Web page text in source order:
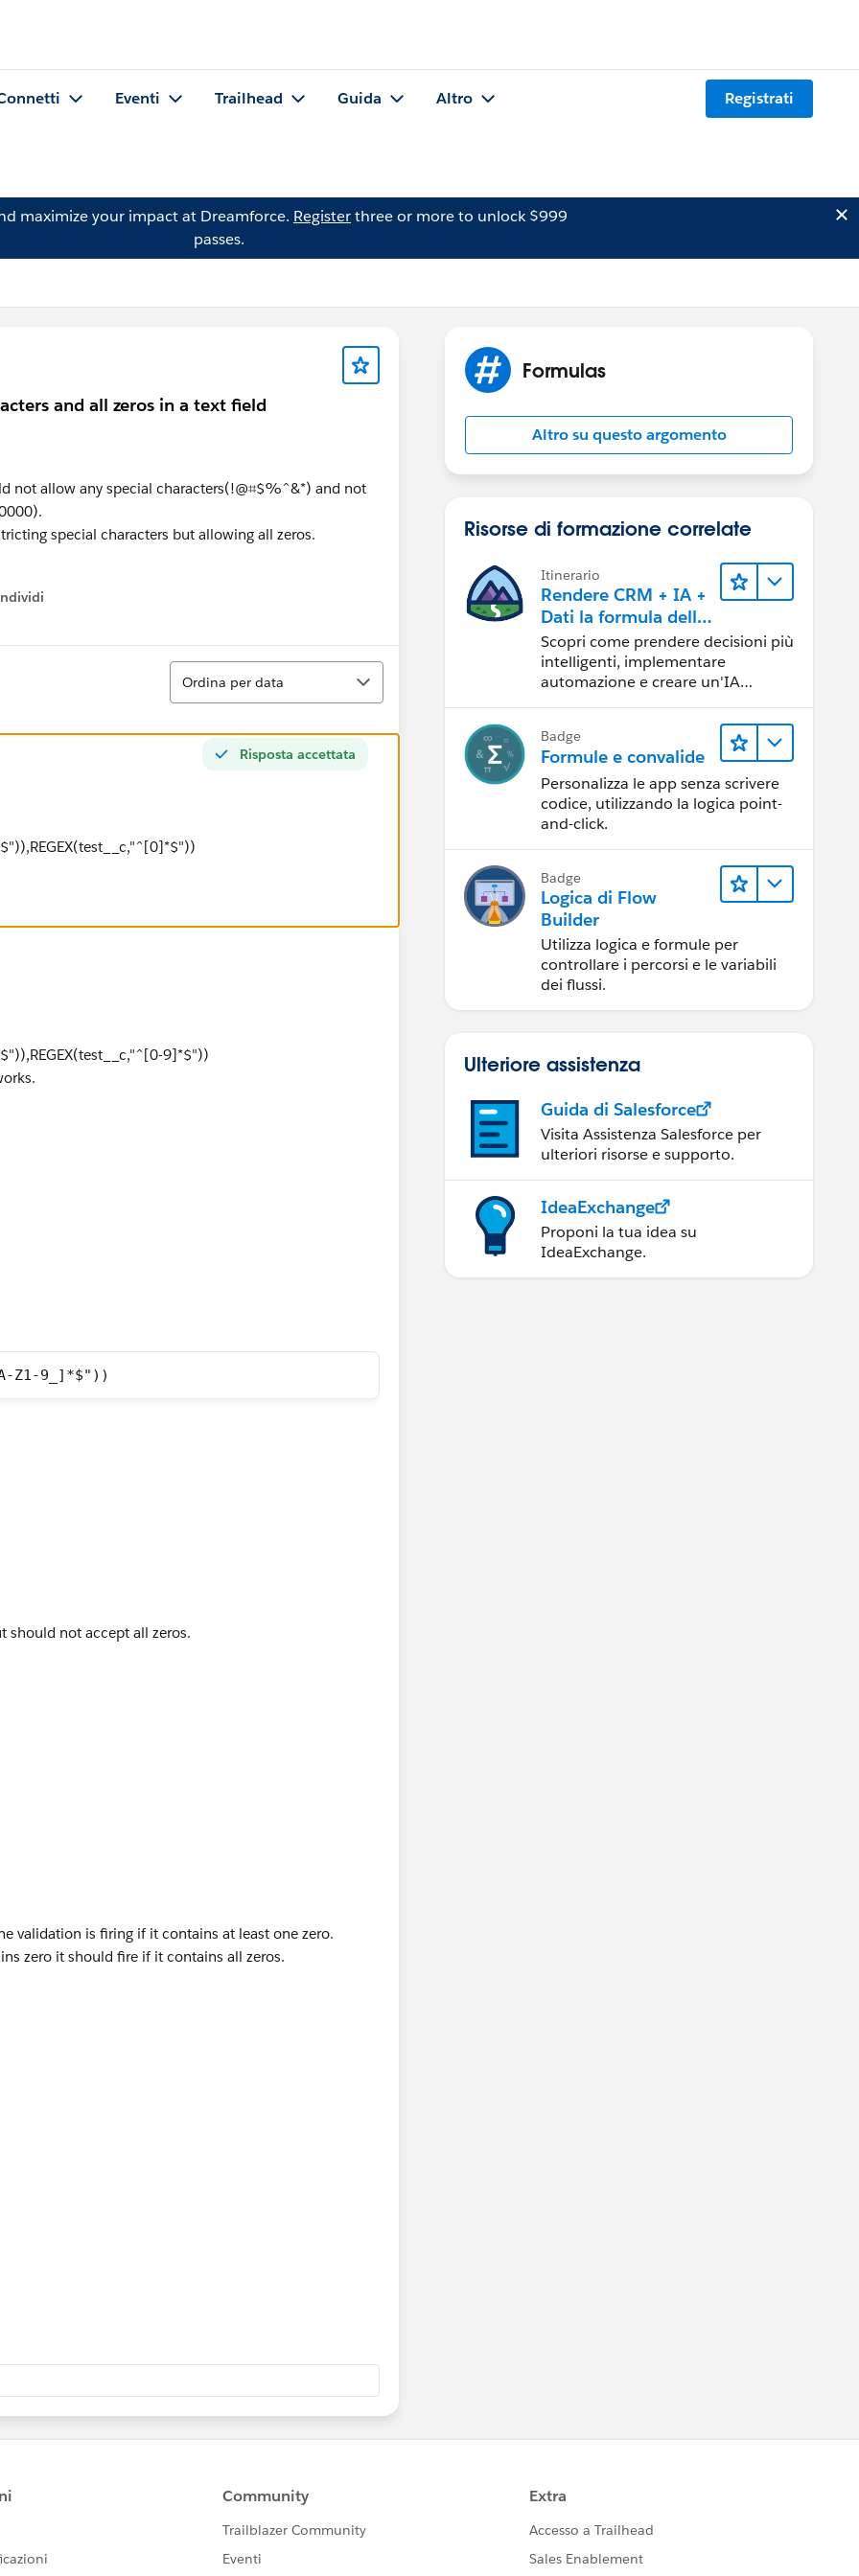
Eventi Trailhead Guida Altro Registrati
maximize your impact at Dreamforce. Registerthree or more to unlock $999
passes.
and all zeros in a text field
not allow any special characters(!@⌗$%^&*) and not
special characters but allowing all zeros.
menu
Ordina
Ordina per data
Risposta accettata
9]*$"))
Z1-9_]*$"))
should not accept all zeros.
validation is firing if it contains at least one zero.
zero it should fire if it contains all zeros.
Formulas
Altro su questo argomento
Risorse di formazione correlate
Itinerario
Rendere CRM + IA +
Dati la formula della
fiducia
Scopri come prendere decisioni più
intelligenti, implementare
automazione e creare un'IA
tecnologie Salesforce più diffusi.
Badge
Formule e convalide
Personalizza le app senza scrivere
codice, utilizzando la logica point-
and-click.
Badge
Logica di Flow
Builder
Utilizza logica e formule per
controllare i percorsi e le variabili
dei flussi.
Ulteriore assistenza
Guida di Salesforce
Visita Assistenza Salesforce per
ulteriori risorse e supporto.
IdeaExchange
Proponi la tua idea su
IdeaExchange.